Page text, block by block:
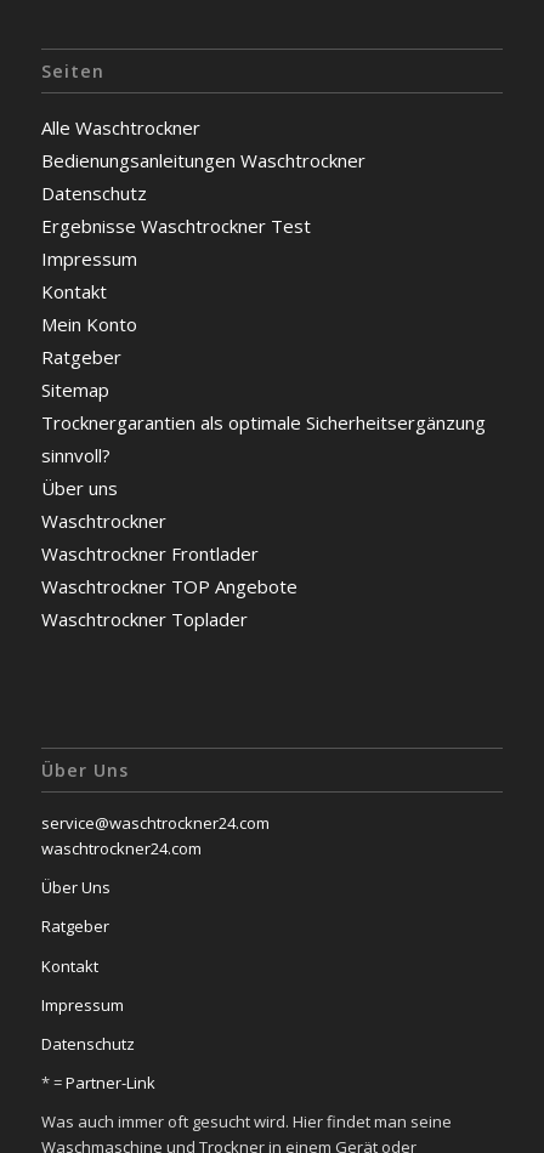
Seiten
Alle Waschtrockner
Bedienungsanleitungen Waschtrockner
Datenschutz
Ergebnisse Waschtrockner Test
Impressum
Kontakt
Mein Konto
Ratgeber
Sitemap
Trocknergarantien als optimale Sicherheitsergänzung
sinnvoll?
Über uns
Waschtrockner
Waschtrockner Frontlader
Waschtrockner TOP Angebote
Waschtrockner Toplader
Über Uns
service@waschtrockner24.com
waschtrockner24.com
Über Uns
Ratgeber
Kontakt
Impressum
Datenschutz
* =Partner-Link
Was auch immer oft gesucht wird. Hier findet man seine
Waschmaschine und Trockner in einem Gerät oder